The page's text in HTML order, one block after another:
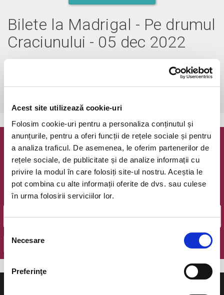
Acest site utilizează cookie-uri
Folosim cookie-uri pentru a personaliza conținutul și
anunțurile, pentru a oferi funcții de rețele sociale și pentru
a analiza traficul. De asemenea, le oferim partenerilor de
rețele sociale, de publicitate și de analize informații cu
privire la modul în care folosiți site-ul nostru. Aceștia le
pot combina cu alte informații oferite de dvs. sau culese
în urma folosirii serviciilor lor.
Selecția
consimțământului
Necesare
Preferinţe
Bilete la Madrigal - Pe drumul
Craciunului - 05 dec 2022
vezi pe harta
Newsletter @ Bilete.ro
Oferte exclusive si o editie saptamanala cu cele mai noi
evenimente.
Email
OK